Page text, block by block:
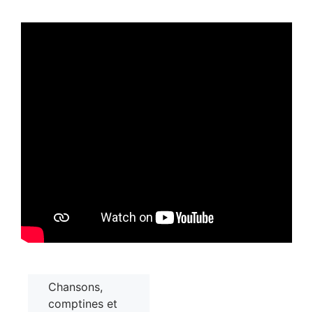
Chansons,
comptines et